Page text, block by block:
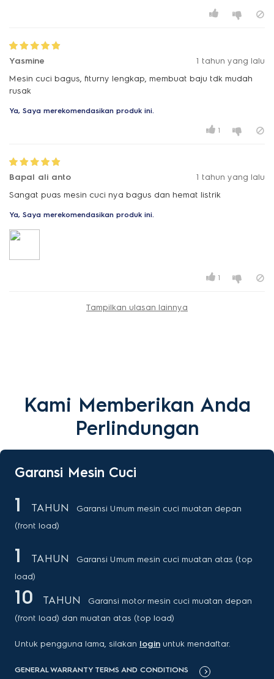
Yasmine
1 tahun yang lalu
Mesin cuci bagus, fiturny lengkap, membuat baju tdk mudah
rusak
Ya, Saya merekomendasikan produk ini.
1
Bapal ali anto
1 tahun yang lalu
Sangat puas mesin cuci nya bagus dan hemat listrik
Ya, Saya merekomendasikan produk ini.
1
Tampilkan ulasan lainnya
Kami Memberikan Anda
Perlindungan
Garansi Mesin Cuci
1 TAHUN
Garansi Umum mesin cuci muatan depan
(front load)
1 TAHUN
Garansi Umum mesin cuci muatan atas (top
load)
10 TAHUN
Garansi motor mesin cuci muatan depan
(front load) dan muatan atas (top load)
Untuk pengguna lama, silakan login untuk mendaftar.
GENERAL WARRANTY TERMS AND CONDITIONS